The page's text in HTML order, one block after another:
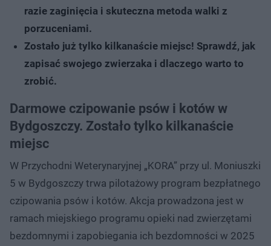
razie zaginięcia i skuteczna metoda walki z
porzuceniami.
Zostało już tylko kilkanaście miejsc! Sprawdź, jak
zapisać swojego zwierzaka i dlaczego warto to
zrobić.
Darmowe czipowanie psów i kotów w
Bydgoszczy. Zostało tylko kilkanaście
miejsc
W Przychodni Weterynaryjnej „KORA” przy ul. Moniuszki
5 w Bydgoszczy trwa pilotażowy program bezpłatnego
czipowania psów i kotów. Akcja prowadzona jest w
ramach miejskiego programu opieki nad zwierzętami
bezdomnymi i zapobiegania ich bezdomności w 2025